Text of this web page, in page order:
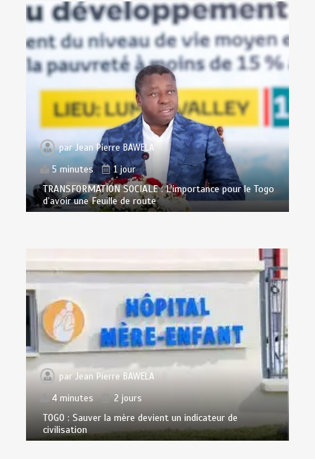
parJean Pierre BAWELA
5 minutes
1 jour
TRANSFORMATION SOCIALE : L’importance pour le Togo
d’avoir une Feuille de route
parJean Pierre BAWELA
4 minutes
2 jours
TOGO : Sauver la mère devient un indicateur de
civilisation